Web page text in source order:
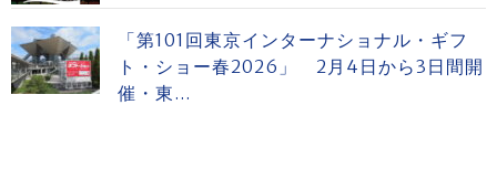
「第101回東京インターナショナル・ギフ
ト・ショー春2026」 2月4日から3日間開
催・東...